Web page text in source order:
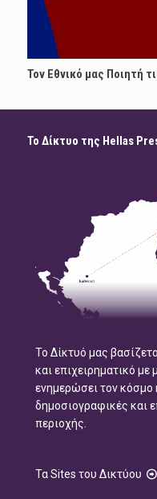
Τον Εθνικό μας Ποιητή
Το Δίκτυο της Hellas
Το Δίκτυό μας
και επιχειρηματικό με
ενημερώσει τον κόσμο
δημοσιογραφικές και
περιοχής.
Τα Sites του Δικτύου